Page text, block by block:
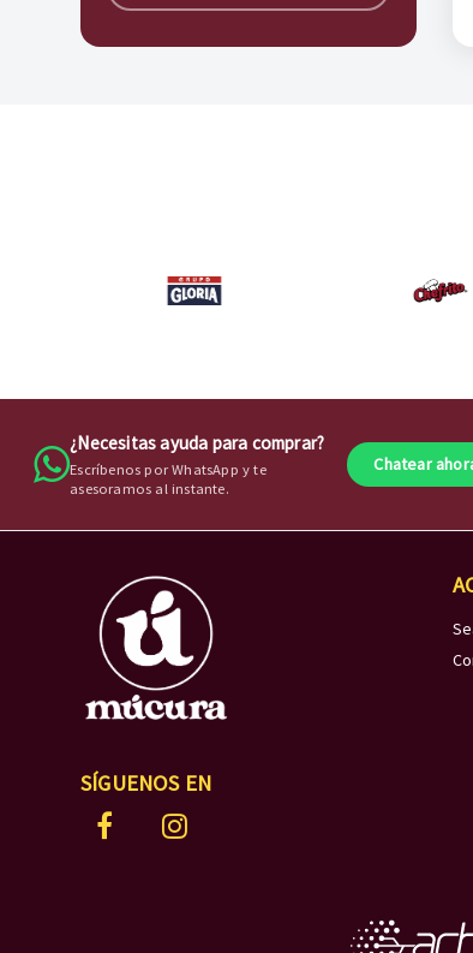
¿Necesitas ayuda para comprar?
Escríbenos por WhatsApp y te
asesoramos al instante.
Chatear
SÍGUENOS EN